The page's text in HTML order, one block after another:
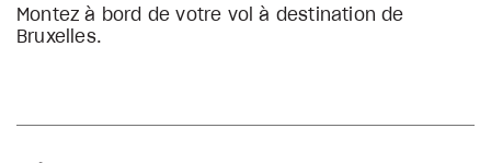
Montez à bord de votre vol à destination de
Bruxelles.